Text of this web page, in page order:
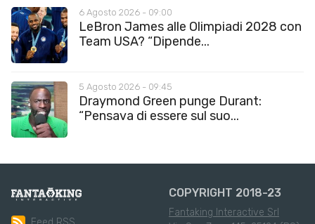
6 Agosto 2026 - 09:00
LeBron James alle Olimpiadi 2028 con
Team USA? “Dipende...
5 Agosto 2026 - 09:45
Draymond Green punge Durant:
“Pensava di essere sul suo...
COPYRIGHT 2018-23
Fantaking Interactive Srl